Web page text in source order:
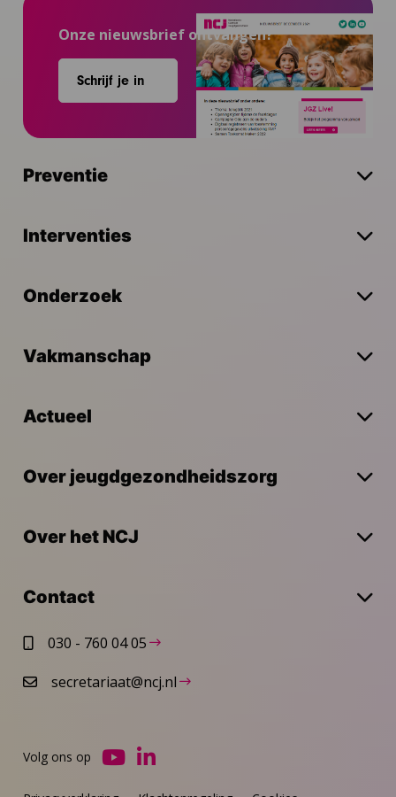
Onze nieuwsbrief ontvangen?
Schrijf je in
Preventie
Interventies
Onderzoek
Vakmanschap
Actueel
Over jeugdgezondheidszorg
Over het NCJ
Contact
030 - 760 04 05
secretariaat@ncj.nl
Volg ons op
Ga
Ga